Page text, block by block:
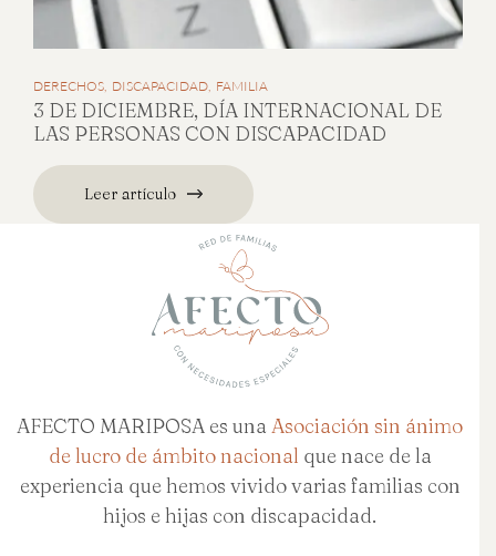
DERECHOS DISCAPACIDAD FAMILIA
3 DE DICIEMBRE, DÍA INTERNACIONAL DE
LAS PERSONAS CON DISCAPACIDAD
Leer artículo
AFECTO MARIPOSA es una Asociación sin ánimo
de lucro de ámbito nacional que nace de la
experiencia que hemos vivido varias familias con
hijos e hijas con discapacidad.